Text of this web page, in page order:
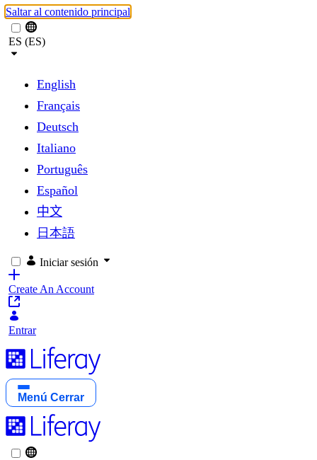
Saltar al contenido principal
ES (ES)
English
Français
Deutsch
Italiano
Português
Español
中文
日本語
Iniciar sesión
Create An Account
Entrar
Menú Cerrar